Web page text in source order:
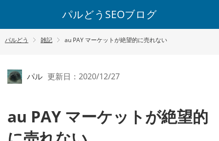
パルどうSEOブログ
パルどう 雑記 au PAY マーケットが絶望的に売れない
パル 更新日：2020/12/27
au PAY マーケットが絶望的